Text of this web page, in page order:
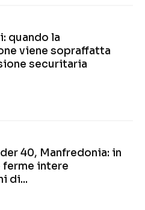
quando la
viene sopraffatta
securitaria
40, Manfredonia: in
ferme intere
di...